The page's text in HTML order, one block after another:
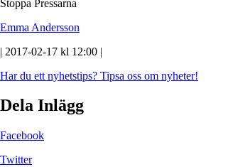
Stoppa Pressarna
Emma Andersson
| 2017-02-17 kl 12:00 |
Har du ett nyhetstips? Tipsa oss om nyheter!
Dela Inlägg
Facebook
Twitter